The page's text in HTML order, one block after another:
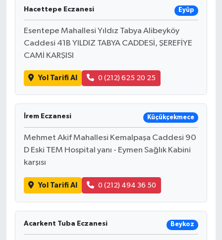
Hacettepe Eczanesi Eyüp
Esentepe Mahallesi Yıldız Tabya Alibeyköy
Caddesi 41B YILDIZ TABYA CADDESİ, ŞEREFİYE
CAMİ KARŞISI
Yol Tarifi Al 0 (212) 625 20 25
İrem Eczanesi Küçükçekmece
Mehmet Akif Mahallesi Kemalpaşa Caddesi 90
D Eski TEM Hospital yanı - Eymen Sağlık Kabini
karşısı
Yol Tarifi Al 0 (212) 494 36 50
Acarkent Tuba Eczanesi Beykoz